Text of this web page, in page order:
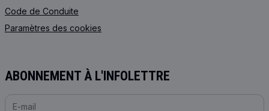
Code de Сonduite
Paramètres des cookies
ABONNEMENT À L'INFOLETTRE